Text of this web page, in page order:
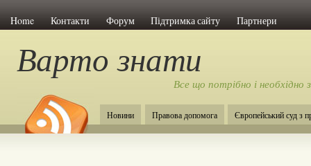
Home Контакти Форум Підтримка сайту Партнери
Варто знати
Все що потрібно і
Новини Правова допомога Європейський суд з